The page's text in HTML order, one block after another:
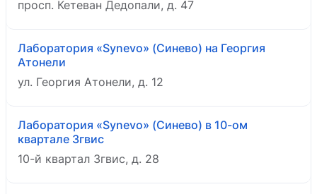
просп. Кетеван Дедопали, д. 47
Лаборатория «Synevo» (Синево) на Георгия
Атонели
ул. Георгия Атонели, д. 12
Лаборатория «Synevo» (Синево) в 10-ом
квартале Згвис
10-й квартал Згвис, д. 28